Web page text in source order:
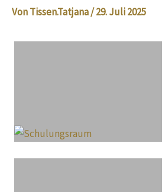
VonTissen.Tatjana/29. Juli 2025